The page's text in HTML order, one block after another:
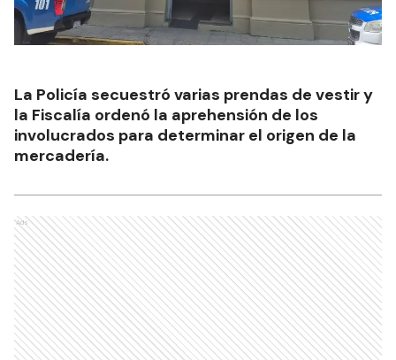
La Policía secuestró varias prendas de vestir y
la Fiscalía ordenó la aprehensión de los
involucrados para determinar el origen de la
mercadería.
Ads